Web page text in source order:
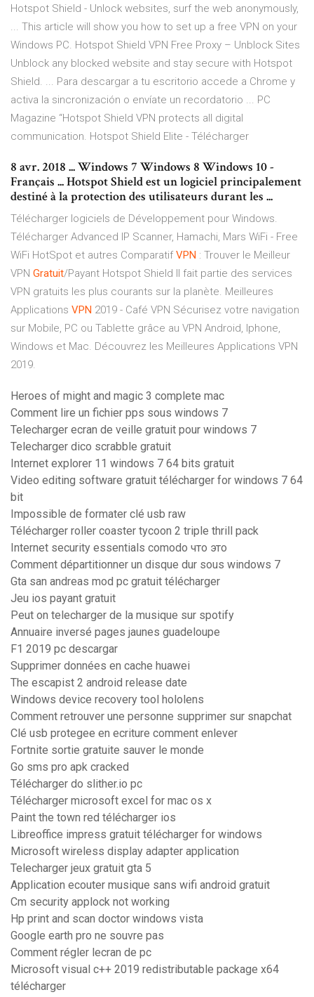
Hotspot Shield - Unlock websites, surf the web anonymously,
... This article will show you how to set up a free VPN on your
Windows PC. Hotspot Shield VPN Free Proxy – Unblock Sites
Unblock any blocked website and stay secure with Hotspot
Shield. ... Para descargar a tu escritorio accede a Chrome y
activa la sincronización o envíate un recordatorio ... PC
Magazine “Hotspot Shield VPN protects all digital
communication. Hotspot Shield Elite - Télécharger
8 avr. 2018 ... Windows 7 Windows 8 Windows 10 -
Français ... Hotspot Shield est un logiciel principalement
destiné à la protection des utilisateurs durant les ...
Télécharger logiciels de Développement pour Windows.
Télécharger Advanced IP Scanner, Hamachi, Mars WiFi - Free
WiFi HotSpot et autres ComparatifVPN : Trouver le Meilleur
VPN Gratuit/Payant Hotspot Shield Il fait partie des services
VPN gratuits les plus courants sur la planète. Meilleures
Applications VPN 2019 - Café VPN Sécurisez votre navigation
sur Mobile, PC ou Tablette grâce au VPN Android, Iphone,
Windows et Mac. Découvrez les Meilleures Applications VPN
2019.
Heroes of might and magic 3 complete mac
Comment lire un fichier pps sous windows 7
Telecharger ecran de veille gratuit pour windows 7
Telecharger dico scrabble gratuit
Internet explorer 11 windows 7 64 bits gratuit
Video editing software gratuit télécharger for windows 7 64
bit
Impossible de formater clé usb raw
Télécharger roller coaster tycoon 2 triple thrill pack
Internet security essentials comodo что это
Comment départitionner un disque dur sous windows 7
Gta san andreas mod pc gratuit télécharger
Jeu ios payant gratuit
Peut on telecharger de la musique sur spotify
Annuaire inversé pages jaunes guadeloupe
F1 2019 pc descargar
Supprimer données en cache huawei
The escapist 2 android release date
Windows device recovery tool hololens
Comment retrouver une personne supprimer sur snapchat
Clé usb protegee en ecriture comment enlever
Fortnite sortie gratuite sauver le monde
Go sms pro apk cracked
Télécharger do slither.io pc
Télécharger microsoft excel for mac os x
Paint the town red télécharger ios
Libreoffice impress gratuit télécharger for windows
Microsoft wireless display adapter application
Telecharger jeux gratuit gta 5
Application ecouter musique sans wifi android gratuit
Cm security applock not working
Hp print and scan doctor windows vista
Google earth pro ne souvre pas
Comment régler lecran de pc
Microsoft visual c++ 2019 redistributable package x64
télécharger